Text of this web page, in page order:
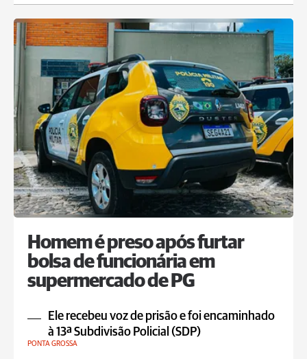
Homem é preso após furtar
bolsa de funcionária em
supermercado de PG
Ele recebeu voz de prisão e foi encaminhado
à 13ª Subdivisão Policial (SDP)
PONTA GROSSA